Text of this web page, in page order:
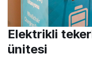
Elektrikli
ünitesi